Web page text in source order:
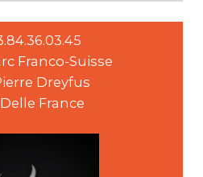
Franco-Suisse
Dreyfus
Delle France